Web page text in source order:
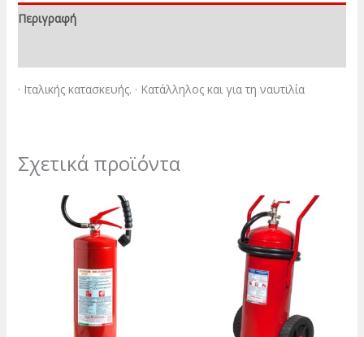
Περιγραφή
· Ιταλικής κατασκευής. · Κατάλληλος και για τη ναυτιλία
Σχετικά προϊόντα